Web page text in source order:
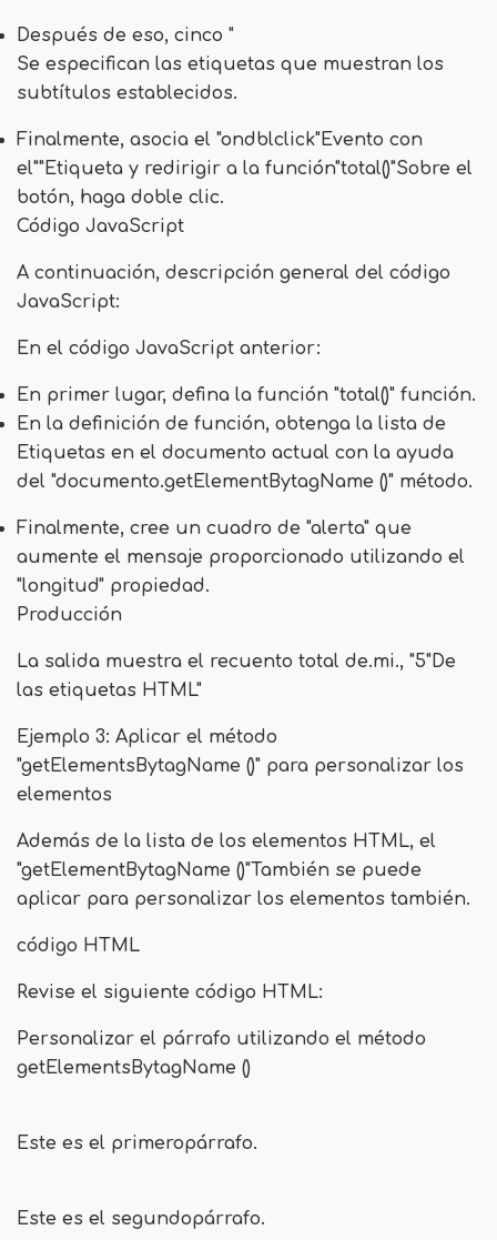
Después de eso, cinco "
Se especifican las etiquetas que muestran los
subtítulos establecidos.
Finalmente, asocia el "ondblclick"Evento con
el""Etiqueta y redirigir a la función"total()"Sobre el
botón, haga doble clic.
Código JavaScript
A continuación, descripción general del código
JavaScript:
En el código JavaScript anterior:
En primer lugar, defina la función "total()" función.
En la definición de función, obtenga la lista de
Etiquetas en el documento actual con la ayuda
del "documento.getElementBytagName ()" método.
Finalmente, cree un cuadro de "alerta" que
aumente el mensaje proporcionado utilizando el
"longitud" propiedad.
Producción
La salida muestra el recuento total de.mi., "5"De
las etiquetas HTML"
Ejemplo 3: Aplicar el método
"getElementsBytagName ()" para personalizar los
elementos
Además de la lista de los elementos HTML, el
"getElementBytagName ()"También se puede
aplicar para personalizar los elementos también.
código HTML
Revise el siguiente código HTML:
Personalizar el párrafo utilizando el método
getElementsBytagName ()
Este es el primeropárrafo.
Este es el segundopárrafo.